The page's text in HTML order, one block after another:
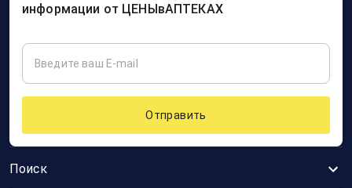
Поиск
информации от ЦЕНЫвАПТЕКАХ
Отправить